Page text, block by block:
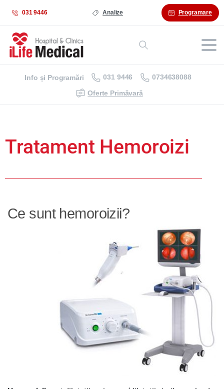
031 9446 Analize Programare
Info și Programări 031 9446
0734638088
Oferte Primăvară
Tratament Hemoroizi
Ce sunt hemoroizii?